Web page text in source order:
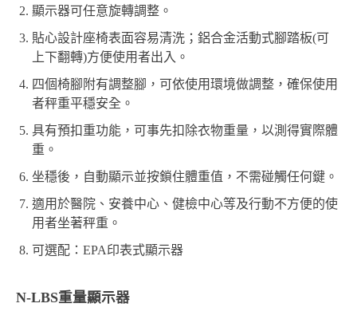
顯示器可任意旋轉調整。
貼心設計座椅表面容易清洗；鋁合金活動式腳踏板(可
上下翻轉)方便使用者出入。
四個椅腳附有調整腳，可依使用環境做調整，確保使用
者秤重平穩安全。
具有預扣重功能，可事先扣除衣物重量，以測得實際體
重。
坐穩後，自動顯示並按鎖住體重值，不需碰觸任何鍵。
適用於醫院、安養中心、健檢中心等及行動不方便的使
用者坐著秤重。
可選配：EPA印表式顯示器
N-LBS重量顯示器